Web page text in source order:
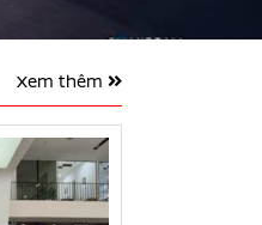
Xem thêm